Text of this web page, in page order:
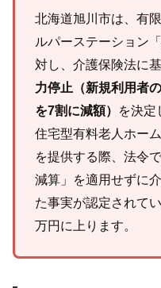
北海道旭川市は、有
ルパーステーション
対し、介護保険法に基
力停止（新規利用者
を7割に減額）
を決定
住宅型有料老人ホー
を提供する際、法令
減算」を適用せずに
た事実が認定されて
万円に上ります。